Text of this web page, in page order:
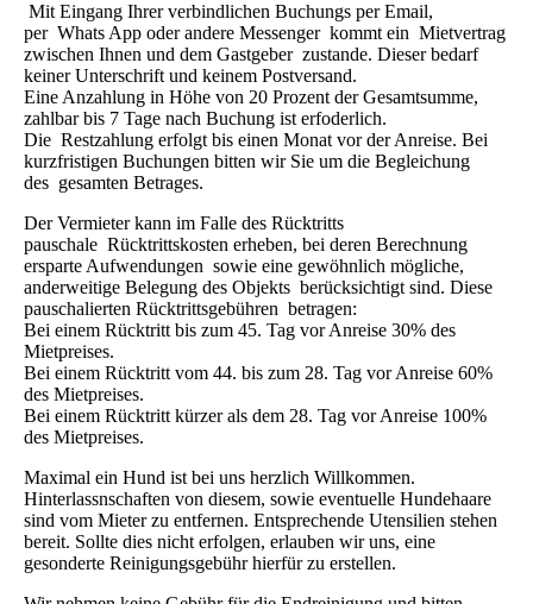
Mit Eingang Ihrer verbindlichen Buchungs per Email,
per Whats App oder andere Messenger kommt ein Mietvertrag
zwischen Ihnen und dem Gastgeber zustande. Dieser bedarf
keiner Unterschrift und keinem Postversand.
Eine Anzahlung in Höhe von 20 Prozent der Gesamtsumme,
zahlbar bis 7 Tage nach Buchung ist erfoderlich.
Die Restzahlung erfolgt bis einen Monat vor der Anreise. Bei
kurzfristigen Buchungen bitten wir Sie um die Begleichung
des gesamten Betrages.
Der Vermieter kann im Falle des Rücktritts
pauschale Rücktrittskosten erheben, bei deren Berechnung
ersparte Aufwendungen sowie eine gewöhnlich mögliche,
anderweitige Belegung des Objekts berücksichtigt sind. Diese
pauschalierten Rücktrittsgebühren betragen:
Bei einem Rücktritt bis zum 45. Tag vor Anreise 30% des
Mietpreises.
Bei einem Rücktritt vom 44. bis zum 28. Tag vor Anreise 60%
des Mietpreises.
Bei einem Rücktritt kürzer als dem 28. Tag vor Anreise 100%
des Mietpreises.
Maximal ein Hund ist bei uns herzlich Willkommen.
Hinterlassnschaften von diesem, sowie eventuelle Hundehaare
sind vom Mieter zu entfernen. Entsprechende Utensilien stehen
bereit. Sollte dies nicht erfolgen, erlauben wir uns, eine
gesonderte Reinigungsgebühr hierfür zu erstellen.